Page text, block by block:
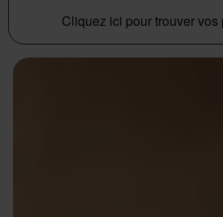
Cliquez ici pour trouver vos